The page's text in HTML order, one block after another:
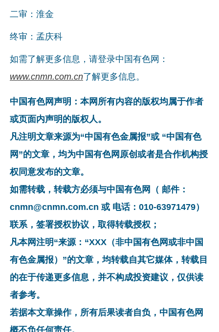
二审：淮金
终审：孟庆科
如需了解更多信息，请登录中国有色网：
www.cnmn.com.cn了解更多信息。
中国有色网声明：本网所有内容的版权均属于作者
或页面内声明的版权人。
凡注明文章来源为“中国有色金属报”或 “中国有色
网”的文章，均为中国有色网原创或者是合作机构授
权同意发布的文章。
如需转载，转载方必须与中国有色网（ 邮件：
cnmn@cnmn.com.cn 或 电话：010-63971479）
联系，签署授权协议，取得转载授权；
凡本网注明“来源：“XXX（非中国有色网或非中国
有色金属报）”的文章，均转载自其它媒体，转载目
的在于传递更多信息，并不构成投资建议，仅供读
者参考。
若据本文章操作，所有后果读者自负，中国有色网
概不负任何责任。